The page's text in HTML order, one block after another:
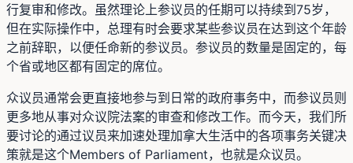
行复审和修改。虽然理论上参议员的任期可以持续到75岁，
但在实际操作中，总理有时会要求某些参议员在达到这个年龄
之前辞职，以便任命新的参议员。参议员的数量是固定的，每
个省或地区都有固定的席位。
众议员通常会更直接地参与到日常的政府事务中，而参议员则
更多地从事对众议院法案的审查和修改工作。而今天，我们所
要讨论的通过议员来加速处理加拿大生活中的各项事务关键决
策就是这个Members of Parliament，也就是众议员。